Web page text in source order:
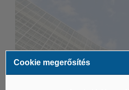
Életbe léptek az Európai Unióban a
új szabályai
Cookie megerősítés